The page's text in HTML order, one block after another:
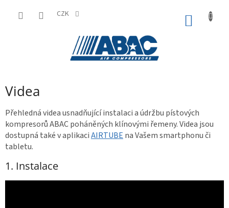
CZK
Videa
Přehledná videa usnadňující instalaci a údržbu pístových
kompresorů ABAC poháněných klínovými řemeny. Videa jsou
dostupná také v aplikaciAIRTUBE na Vašem smartphonu či
tabletu.
1. Instalace